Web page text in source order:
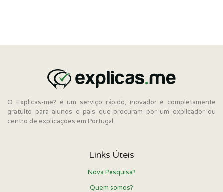
O Explicas-me? é um serviço rápido, inovador e completamente
gratuito para alunos e pais que procuram por um explicador ou
centro de explicações em Portugal.
Links Úteis
Nova Pesquisa?
Quem somos?